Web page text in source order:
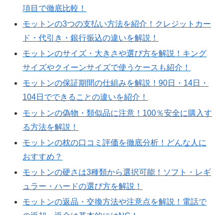
項目で徹底比較！
モットンの3つの支払い方法を紹介！クレジットカー
ド・代引き・銀行振込の違いを解説！
モットンのサイズ・大きさや選び方を解説！キング
サイズやクイーンサイズで使うケースも紹介！
モットンの保証期間の仕組みを解説！90日・14日・
104日でできることの違いを紹介！
モットンの偽物・類似品に注意！100％安全に購入す
る方法を解説！
モットンの枕の口コミ評価を徹底分析！どんな人に
おすすめ？
モットンの硬さは3種類から選択可能！ソフト・レギ
ュラー・ハードの選び方を解説！
モットンの返品・交換方法や注意点を解説！電話で